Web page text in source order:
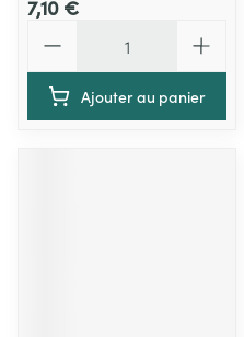
7,10 €
Ajouter au panier